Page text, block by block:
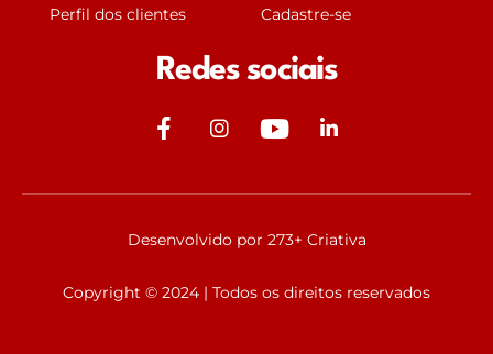
Perfil dos clientes
Cadastre-se
Redes sociais
J
f
c
J
i
s
Y
u
e
J
l
n
Desenvolvido por 273+ Criativa
Copyright © 2024 | Todos os direitos reservados